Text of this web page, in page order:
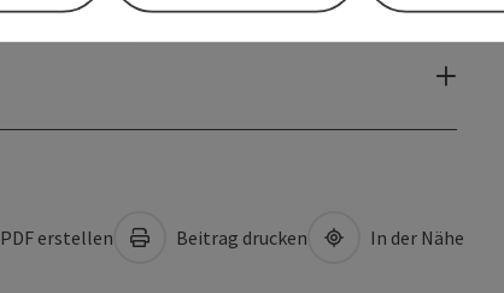
PDF erstellen Beitrag drucken In der Nähe